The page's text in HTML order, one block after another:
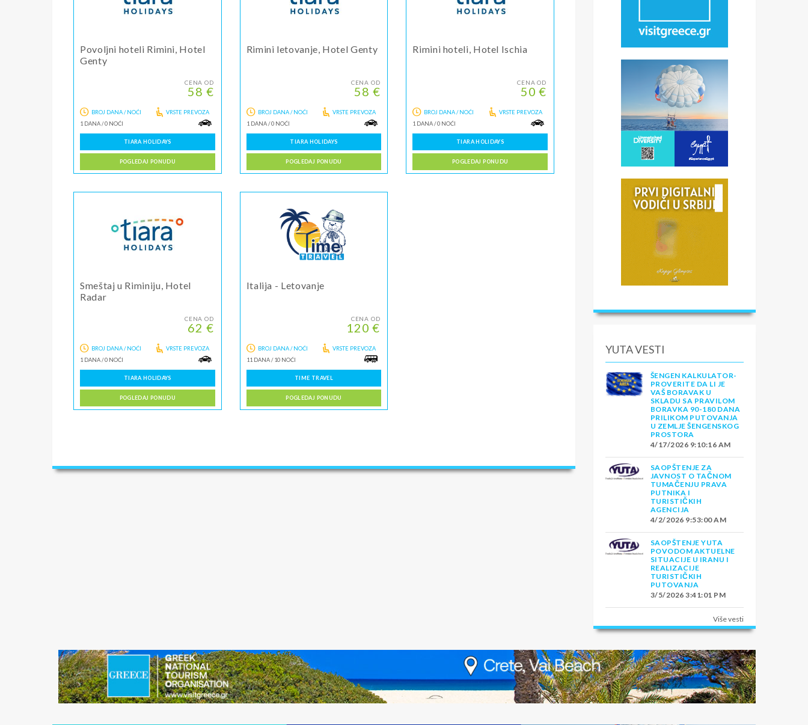
Povoljni hoteli Rimini, Hotel
Genty
CENA OD
58 €
BROJ DANA / NOĆI
1 DANA/0 NOĆI
VRSTE PREVOZA
TIARA HOLIDAYS
POGLEDAJ PONUDU
Rimini letovanje, Hotel Genty
CENA OD
58 €
BROJ DANA / NOĆI
1 DANA/0 NOĆI
VRSTE PREVOZA
TIARA HOLIDAYS
POGLEDAJ PONUDU
Rimini hoteli, Hotel Ischia
CENA OD
50 €
BROJ DANA / NOĆI
1 DANA/0 NOĆI
VRSTE PREVOZA
TIARA HOLIDAYS
POGLEDAJ PONUDU
Smeštaj u Riminiju, Hotel
Radar
CENA OD
62 €
BROJ DANA / NOĆI
1 DANA/0 NOĆI
VRSTE PREVOZA
TIARA HOLIDAYS
POGLEDAJ PONUDU
Italija - Letovanje
CENA OD
120 €
BROJ DANA / NOĆI
11 DANA/10 NOĆI
VRSTE PREVOZA
TIME TRAVEL
POGLEDAJ PONUDU
YUTA VESTI
ŠENGEN KALKULATOR-
PROVERITE DA LI JE
VAŠ BORAVAK U
SKLADU SA PRAVILOM
BORAVKA 90-180 DANA
PRILIKOM PUTOVANJA
U ZEMLJE ŠENGENSKOG
PROSTORA
4/17/2026 9:10:16 AM
SAOPŠTENJE ZA
JAVNOST O TAČNOM
TUMAČENJU PRAVA
PUTNIKA I
TURISTIČKIH
AGENCIJA
4/2/2026 9:53:00 AM
SAOPŠTENJE YUTA
POVODOM AKTUELNE
SITUACIJE U IRANU I
REALIZACIJE
TURISTIČKIH
PUTOVANJA
3/5/2026 3:41:01 PM
Više vesti